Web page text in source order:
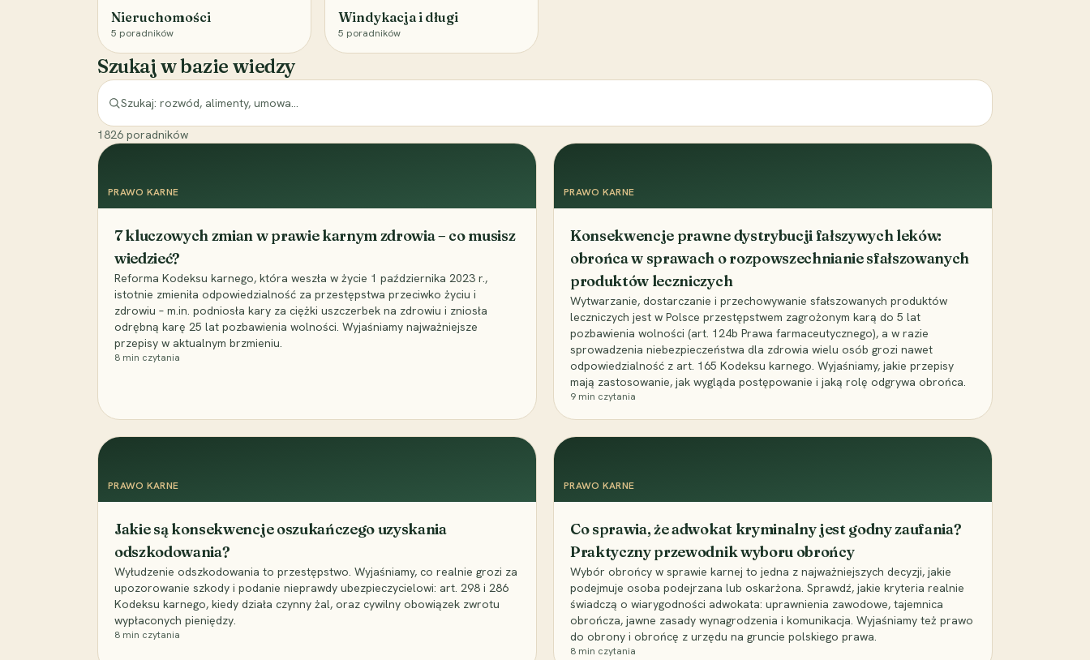
Nieruchomości
5 poradników
Windykacja i długi
5 poradników
Szukaj w bazie wiedzy
1826 poradników
PRAWO KARNE
7 kluczowych zmian w prawie karnym zdrowia – co musisz
wiedzieć?
Reforma Kodeksu karnego, która weszła w życie 1 października 2023 r.,
istotnie zmieniła odpowiedzialność za przestępstwa przeciwko życiu i
zdrowiu – m.in. podniosła kary za ciężki uszczerbek na zdrowiu i zniosła
odrębną karę 25 lat pozbawienia wolności. Wyjaśniamy najważniejsze
przepisy w aktualnym brzmieniu.
8 min czytania
PRAWO KARNE
Konsekwencje prawne dystrybucji fałszywych leków:
obrońca w sprawach o rozpowszechnianie sfałszowanych
produktów leczniczych
Wytwarzanie, dostarczanie i przechowywanie sfałszowanych produktów
leczniczych jest w Polsce przestępstwem zagrożonym karą do 5 lat
pozbawienia wolności (art. 124b Prawa farmaceutycznego), a w razie
sprowadzenia niebezpieczeństwa dla zdrowia wielu osób grozi nawet
odpowiedzialność z art. 165 Kodeksu karnego. Wyjaśniamy, jakie przepisy
mają zastosowanie, jak wygląda postępowanie i jaką rolę odgrywa obrońca.
9 min czytania
PRAWO KARNE
Jakie są konsekwencje oszukańczego uzyskania
odszkodowania?
Wyłudzenie odszkodowania to przestępstwo. Wyjaśniamy, co realnie grozi za
upozorowanie szkody i podanie nieprawdy ubezpieczycielowi: art. 298 i 286
Kodeksu karnego, kiedy działa czynny żal, oraz cywilny obowiązek zwrotu
wypłaconych pieniędzy.
8 min czytania
PRAWO KARNE
Co sprawia, że adwokat kryminalny jest godny zaufania?
Praktyczny przewodnik wyboru obrońcy
Wybór obrońcy w sprawie karnej to jedna z najważniejszych decyzji, jakie
podejmuje osoba podejrzana lub oskarżona. Sprawdź, jakie kryteria realnie
świadczą o wiarygodności adwokata: uprawnienia zawodowe, tajemnica
obrończa, jawne zasady wynagrodzenia i komunikacja. Wyjaśniamy też prawo
do obrony i obrońcę z urzędu na gruncie polskiego prawa.
8 min czytania